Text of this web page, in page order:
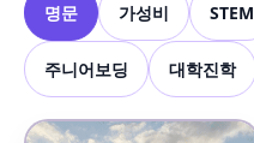
명문 가성비 STEM
주니어보딩 대학진학